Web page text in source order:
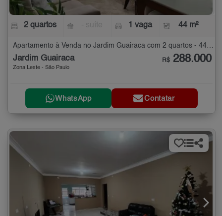
2 quartos 1 vaga 44 m²
Apartamento à Venda no Jardim Guairaca com 2 quartos - 44 m²
Jardim Guairaca
Zona Leste - São Paulo
R$ 288.000
WhatsApp Contatar